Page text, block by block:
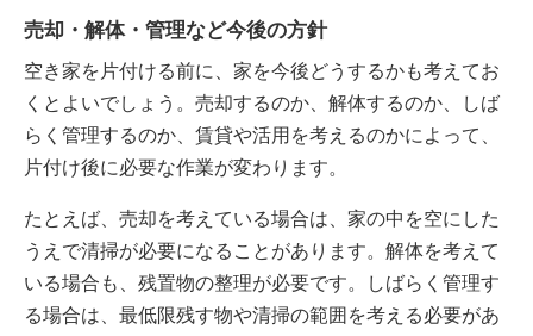
売却・解体・管理など今後の方針
空き家を片付ける前に、家を今後どうするかも考えてお
くとよいでしょう。売却するのか、解体するのか、しば
らく管理するのか、賃貸や活用を考えるのかによって、
片付け後に必要な作業が変わります。
たとえば、売却を考えている場合は、家の中を空にした
うえで清掃が必要になることがあります。解体を考えて
いる場合も、残置物の整理が必要です。しばらく管理す
る場合は、最低限残す物や清掃の範囲を考える必要があ